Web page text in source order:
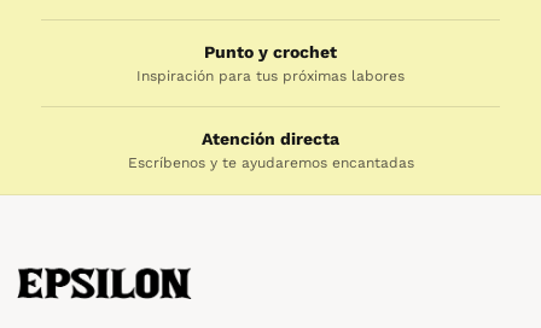
Punto y crochet
Inspiración para tus próximas labores
Atención directa
Escríbenos y te ayudaremos encantadas